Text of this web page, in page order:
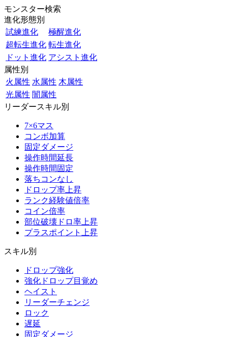
モンスター検索
進化形態別
試練進化
極醒進化
超転生進化 転生進化
ドット進化 アシスト進化
属性別
火属性 水属性 木属性
光属性 闇属性
リーダースキル別
7×6マス
コンボ加算
固定ダメージ
操作時間延長
操作時間固定
落ちコンなし
ドロップ率上昇
ランク経験値倍率
コイン倍率
部位破壊ドロ率上昇
プラスポイント上昇
スキル別
ドロップ強化
強化ドロップ目覚め
ヘイスト
リーダーチェンジ
ロック
遅延
固定ダメージ